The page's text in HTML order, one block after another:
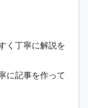
く丁寧に解説を
に記事を作って